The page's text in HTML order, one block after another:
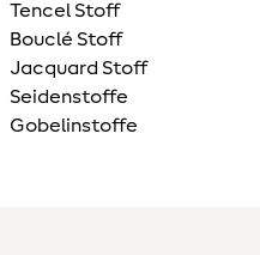
Tencel Stoff
Bouclé Stoff
Jacquard Stoff
Seidenstoffe
Gobelinstoffe